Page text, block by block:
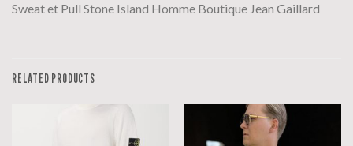
Sweat et Pull Stone Island Homme Boutique Jean Gaillard
RELATED PRODUCTS